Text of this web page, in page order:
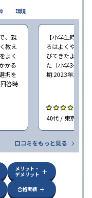
、親
教え
よく
かる
択を
答時
【小学生時の通
ろはよくやり方
びてきたようで
た（小学3〜6年
期:2023年3月）
40代 / 東京都 女
口コミをもっと見る
環境
メリット・
デメリット
合格実績